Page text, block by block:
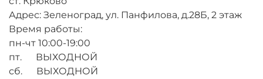
Адрес: Зеленоград, ул. Панфилова, д.28Б, 2 этаж
Время работы:
пн-чт 10:00-19:00
пт. ВЫХОДНОЙ
сб. ВЫХОДНОЙ